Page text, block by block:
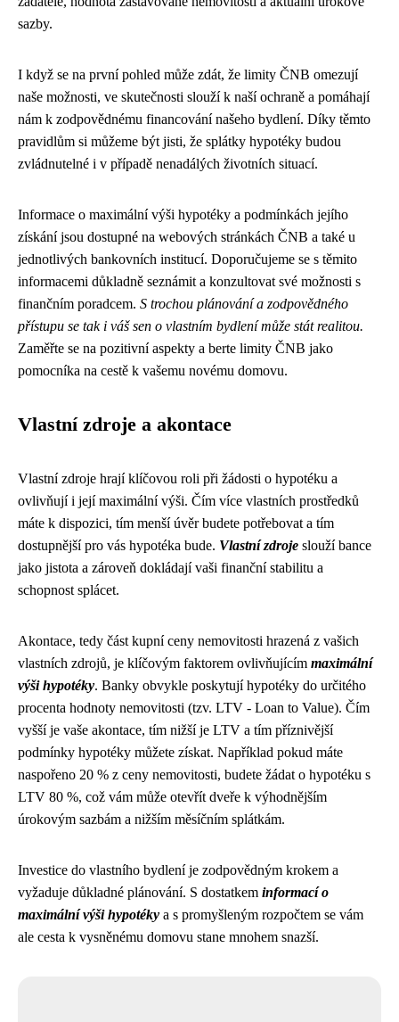
sazby.
I když se na první pohled může zdát, že limity ČNB omezují
naše možnosti, ve skutečnosti slouží k naší ochraně a pomáhají
nám k zodpovědnému financování našeho bydlení. Díky těmto
pravidlům si můžeme být jisti, že splátky hypotéky budou
zvládnutelné i v případě nenadálých životních situací.
Informace o maximální výši hypotéky a podmínkách jejího
získání jsou dostupné na webových stránkách ČNB a také u
jednotlivých bankovních institucí. Doporučujeme se s těmito
informacemi důkladně seznámit a konzultovat své možnosti s
finančním poradcem. S trochou plánování a zodpovědného
přístupu se tak i váš sen o vlastním bydlení může stát realitou.
Zaměřte se na pozitivní aspekty a berte limity ČNB jako
pomocníka na cestě k vašemu novému domovu.
Vlastní zdroje a akontace
Vlastní zdroje hrají klíčovou roli při žádosti o hypotéku a
ovlivňují i její maximální výši. Čím více vlastních prostředků
máte k dispozici, tím menší úvěr budete potřebovat a tím
dostupnější pro vás hypotéka bude. Vlastní zdroje slouží bance
jako jistota a zároveň dokládají vaši finanční stabilitu a
schopnost splácet.
Akontace, tedy část kupní ceny nemovitosti hrazená z vašich
vlastních zdrojů, je klíčovým faktorem ovlivňujícím maximální
výši hypotéky. Banky obvykle poskytují hypotéky do určitého
procenta hodnoty nemovitosti (tzv. LTV - Loan to Value). Čím
vyšší je vaše akontace, tím nižší je LTV a tím příznivější
podmínky hypotéky můžete získat. Například pokud máte
naspořeno 20 % z ceny nemovitosti, budete žádat o hypotéku s
LTV 80 %, což vám může otevřít dveře k výhodnějším
úrokovým sazbám a nižším měsíčním splátkám.
Investice do vlastního bydlení je zodpovědným krokem a
vyžaduje důkladné plánování. S dostatkem informací o
maximální výši hypotéky a s promyšleným rozpočtem se vám
ale cesta k vysněnému domovu stane mnohem snazší.